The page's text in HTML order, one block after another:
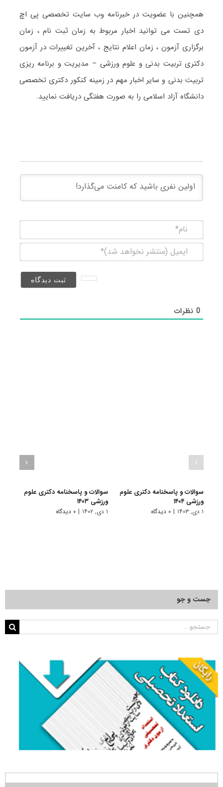
همچنین با عضویت در خبرنامه وب سایت تخصصی پی اچ
دی تست می توانید اخبار مربوط به زمان ثبت نام ، زمان
برگزاری آزمون ، زمان اعلام نتایج ، آخرین تغییرات در آزمون
دکتری تربیت بدنی و علوم ورزشی – مدیریت و برنامه ریزی
تربیت بدنی و سایر اخبار مهم در زمینه کنکور دکتری تخصصی
دانشگاه آزاد اسلامی را به صورت هفتگی دریافت نمایید.
(منتشر
0نظرات
سوالات و پاسخنامه دکتری علوم
ورزشی ۱۴۰۴
۱ دی, ۱۴۰۳ | ۰ دیدگاه
سوالات و پاسخنامه دکتری علوم
ورزشی ۱۴۰۳
۱ دی, ۱۴۰۲ | ۰ دیدگاه
جست و جو
جستجو